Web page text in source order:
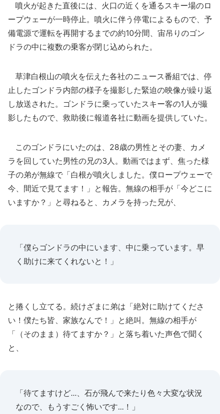
噴火が起きた直後には、火口の近くを通るスキー場のロ
ープウェーが一時停止。噴火に伴う停電によるもので、予
備電源で運転を再開するまでの約10分間、宙吊りのゴン
ドラの中に複数の乗客が閉じ込められた。
草津白根山の噴火を伝えた各社のニュース番組では、停
止したゴンドラ内部の様子を撮影した緊迫の映像が繰り返
し放送された。ゴンドラに乗っていたスキー客の1人が撮
影したもので、救助後に報道各社に動画を提供していた。
このゴンドラにいたのは、28歳の男性とその妻、カメ
ラを回していた男性の兄の3人。動画ではまず、焦った様
子の弟が無線で「白根が噴火しました。僕ロープウェーで
今、間近で見てます！」と報告。無線の相手が「今どこに
いますか？」と尋ねると、カメラを持った兄が、
「僕らゴンドラの中にいます、中に乗っています。早
く助けに来てくれないと！」
と捲くし立てる。続けざまに弟は「絶対に助けてくださ
い！僕たち皆、家族なんで！」と絶叫。無線の相手が
「（そのまま）待てますか？」と落ち着いた声色で聞く
と、
「待てますけど...、石が飛んで来たり色々大変な状況
なので、もうすごく怖いです...！」